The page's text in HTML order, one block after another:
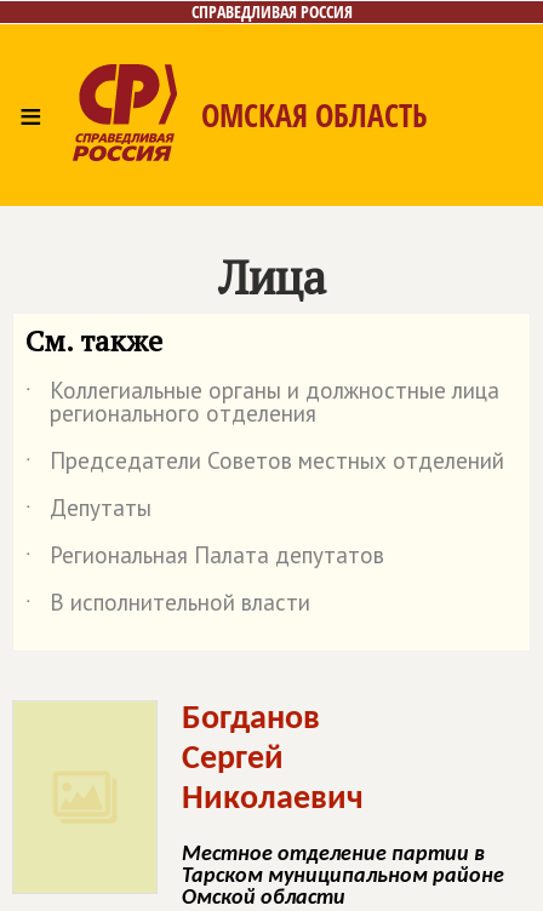
СПРАВЕДЛИВАЯ РОССИЯ
≡ ОМСКАЯ ОБЛАСТЬ
Контакты
Лица
См. также
˙ Коллегиальные органы и должностные лица
регионального отделения
˙
Председатели Советов местных отделений
˙
Депутаты
˙
Региональная Палата депутатов
˙
В исполнительной власти
Богданов
Сергей
Николаевич
Местное отделение партии в
Тарском муниципальном районе
Омской области